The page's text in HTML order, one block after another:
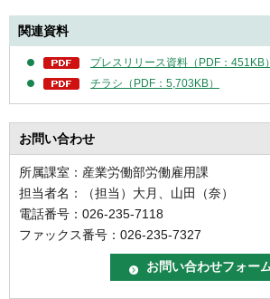
関連資料
プレスリリース資料（PDF：451KB）
チラシ（PDF：5,703KB）
お問い合わせ
所属課室：産業労働部労働雇用課
担当者名：（担当）大月、山田（奈）
電話番号：026-235-7118
ファックス番号：026-235-7327